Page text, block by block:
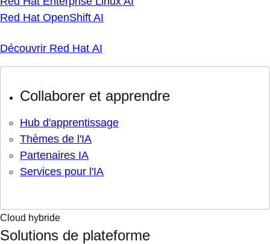
Red Hat OpenShift AI
Découvrir Red Hat AI
Collaborer et apprendre
Hub d'apprentissage
Thèmes de l'IA
Partenaires IA
Services pour l'IA
Cloud hybride
Solutions de plateforme